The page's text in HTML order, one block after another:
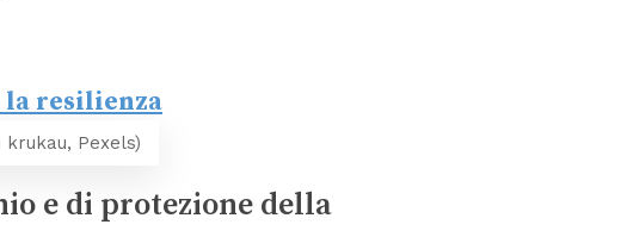
Pexels)
e di protezione della